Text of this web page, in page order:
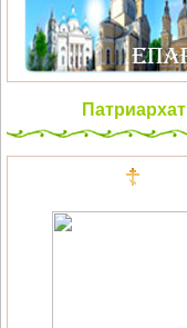
Патриархат